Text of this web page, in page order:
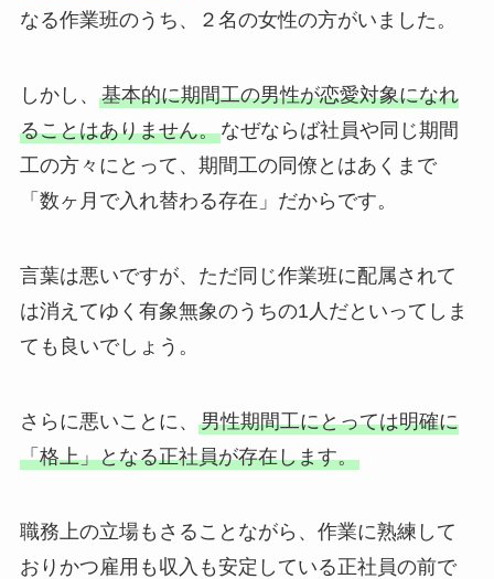
なる作業班のうち、２名の女性の方がいました。
しかし、 基本的に期間工の男性が恋愛対象になれ
ることはありません。なぜならば社員や同じ期間
工の方々にとって、期間工の同僚とはあくまで
「数ヶ月で入れ替わる存在」だからです。
言葉は悪いですが、ただ同じ作業班に配属されて
は消えてゆく有象無象のうちの1人だといってしま
ても良いでしょう。
さらに悪いことに、 男性期間工にとっては明確に
「格上」となる正社員が存在します。
職務上の立場もさることながら、作業に熟練して
おりかつ雇用も収入も安定している正社員の前で